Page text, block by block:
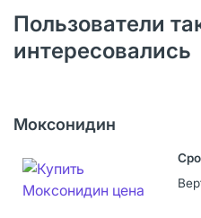
Пользователи
интересовались
Моксонидин